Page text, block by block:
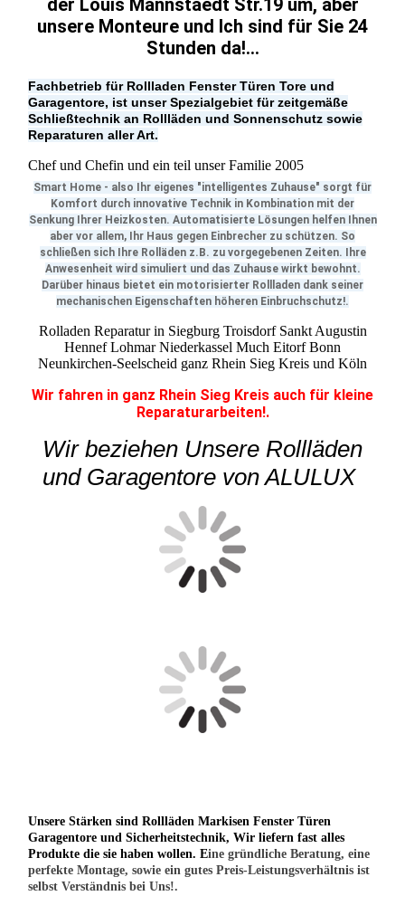
unsere Monteure und Ich sind für Sie 24
Stunden da!...
Fachbetrieb für Rollladen Fenster Türen Tore und
Garagentore, ist unser Spezialgebiet für zeitgemäße
Schließtechnik an Rollläden und Sonnenschutz sowie
Reparaturen aller Art.
Chef und Chefin und ein teil unser Familie 2005
Smart Home - also Ihr eigenes "intelligentes Zuhause" sorgt für
Komfort durch innovative Technik in Kombination mit der
Senkung Ihrer Heizkosten. Automatisierte Lösungen helfen Ihnen
aber vor allem, Ihr Haus gegen Einbrecher zu schützen. So
schließen sich Ihre Rolläden z.B. zu vorgegebenen Zeiten. Ihre
Anwesenheit wird simuliert und das Zuhause wirkt bewohnt.
Darüber hinaus bietet ein motorisierter Rollladen dank seiner
mechanischen Eigenschaften höheren Einbruchschutz!.
Rolladen Reparatur in Siegburg Troisdorf Sankt Augustin
Hennef Lohmar Niederkassel Much Eitorf Bonn
Neunkirchen-Seelscheid ganz Rhein Sieg Kreis und Köln
Wir fahren in ganz Rhein Sieg Kreis auch für kleine
Reparaturarbeiten!.
Wir beziehen Unsere Rollläden
und Garagentore von ALULUX
Unsere Stärken sind Rollläden Markisen Fenster Türen
Garagentore und Sicherheitstechnik, Wir liefern fast alles
Produkte die sie haben wollen. Eine gründliche Beratung, eine
perfekte Montage, sowie ein gutes Preis-Leistungsverhältnis ist
selbst Verständnis bei Uns!.